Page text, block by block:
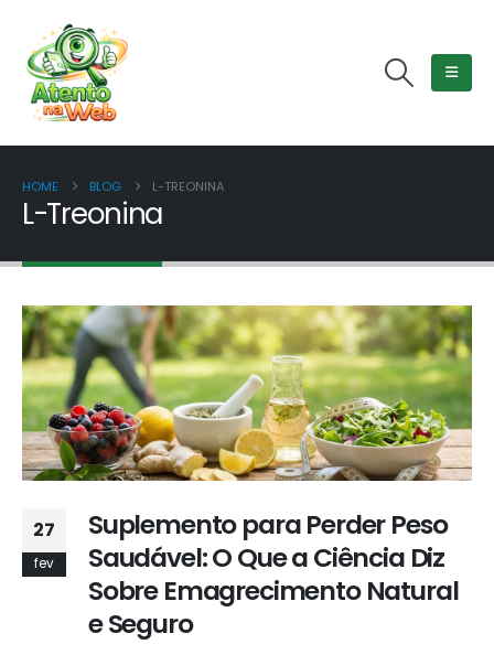
HOME BLOG L-TREONINA
L-Treonina
27
fev
Suplemento para Perder Peso
Saudável: O Que a Ciência Diz
Sobre Emagrecimento Natural
e Seguro